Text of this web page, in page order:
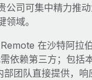
公司可集中精力推
领域。
在沙特阿拉
依赖第三方；包括
部团队直接提供，响